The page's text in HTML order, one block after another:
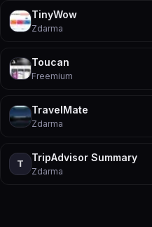
TinyWow
Zdarma
Toucan
Freemium
TravelMate
Zdarma
T
TripAdvisor Summary
Zdarma